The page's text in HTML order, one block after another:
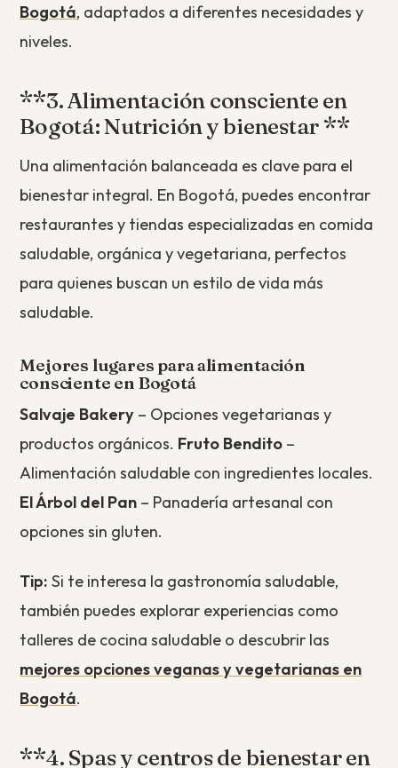
Bogotá, adaptados a diferentes necesidades y
niveles.
**3. Alimentación consciente en
Bogotá: Nutrición y bienestar **
Una alimentación balanceada es clave para el
bienestar integral. En Bogotá, puedes encontrar
restaurantes y tiendas especializadas en comida
saludable, orgánica y vegetariana, perfectos
para quienes buscan un estilo de vida más
saludable.
Mejores lugares para alimentación
consciente en Bogotá
Salvaje Bakery – Opciones vegetarianas y
productos orgánicos. Fruto Bendito –
Alimentación saludable con ingredientes locales.
El Árbol del Pan – Panadería artesanal con
opciones sin gluten.
Tip: Si te interesa la gastronomía saludable,
también puedes explorar experiencias como
talleres de cocina saludable o descubrir las
mejores opciones veganas y vegetarianas en
Bogotá.
**4. Spas y centros de bienestar en